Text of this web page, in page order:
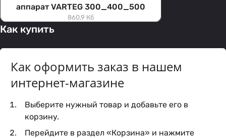
аппарат VARTEG 300_400_500
860,9 Кб
Как купить
Как оформить заказ в нашем
интернет-магазине
Выберите нужный товар и добавьте его в
корзину.
Перейдите в раздел «Корзина» и нажмите